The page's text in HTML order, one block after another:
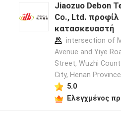
Jiaozuo Debon
Co., Ltd. προφίλ
κατασκευαστή
intersection of
Avenue and Yiye
Street, Wuzhi
City, Henan
5.0
Ελεγχμένος